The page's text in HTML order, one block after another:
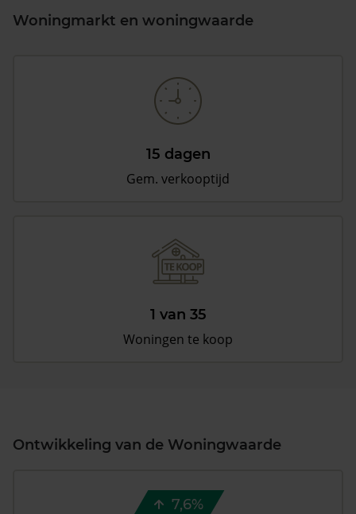
Woningmarkt en woningwaarde
15 dagen
Gem. verkooptijd
1 van 35
Woningen te koop
Ontwikkeling van de Woningwaarde
7,6%